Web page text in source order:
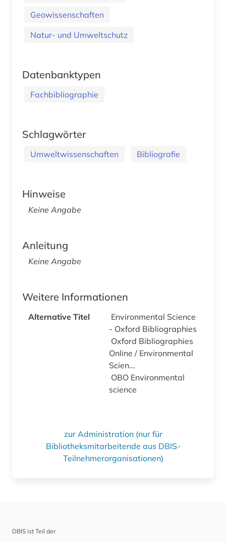
Geowissenschaften
Natur- und Umweltschutz
Datenbanktypen
Fachbibliographie
Schlagwörter
Umweltwissenschaften Bibliografie
Hinweise
Keine Angabe
Anleitung
Keine Angabe
Weitere Informationen
Alternative Titel
Environmental Science
- Oxford Bibliographies
Oxford Bibliographies
Online / Environmental
Scien...
OBO Environmental
science
zur Administration (nur für
Bibliotheksmitarbeitende aus DBIS-
Teilnehmerorganisationen)
DBIS ist Teil der